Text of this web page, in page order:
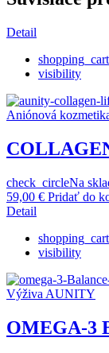
Detail
shopping_cart
visibility
Aniónová
check_circleNa
59,00 € Pridať do
Detail
shopping_cart
visibility
Výživa AUNITY
OMEGA-3